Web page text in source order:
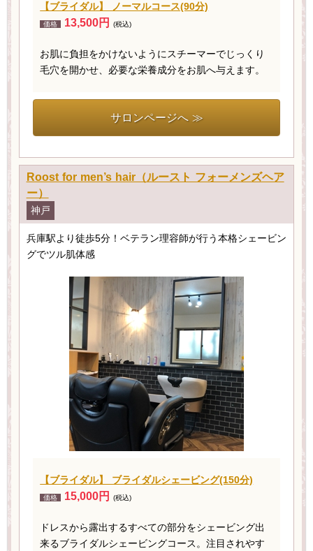
【ブライダル】 ノーマルコース(90分)
価格 13,500円 (税込)
お肌に負担をかけないようにスチーマーでじっくり
毛穴を開かせ、必要な栄養成分をお肌へ与えます。
サロンページへ ≫
Roost for men’s hair（ルースト フォーメンズヘア
ー）
神戸
兵庫駅より徒歩5分！ベテラン理容師が行う本格シェービン
グでツル肌体感
【ブライダル】 ブライダルシェービング(150分)
価格 15,000円 (税込)
ドレスから露出するすべての部分をシェービング出
来るブライダルシェービングコース。注目されやす